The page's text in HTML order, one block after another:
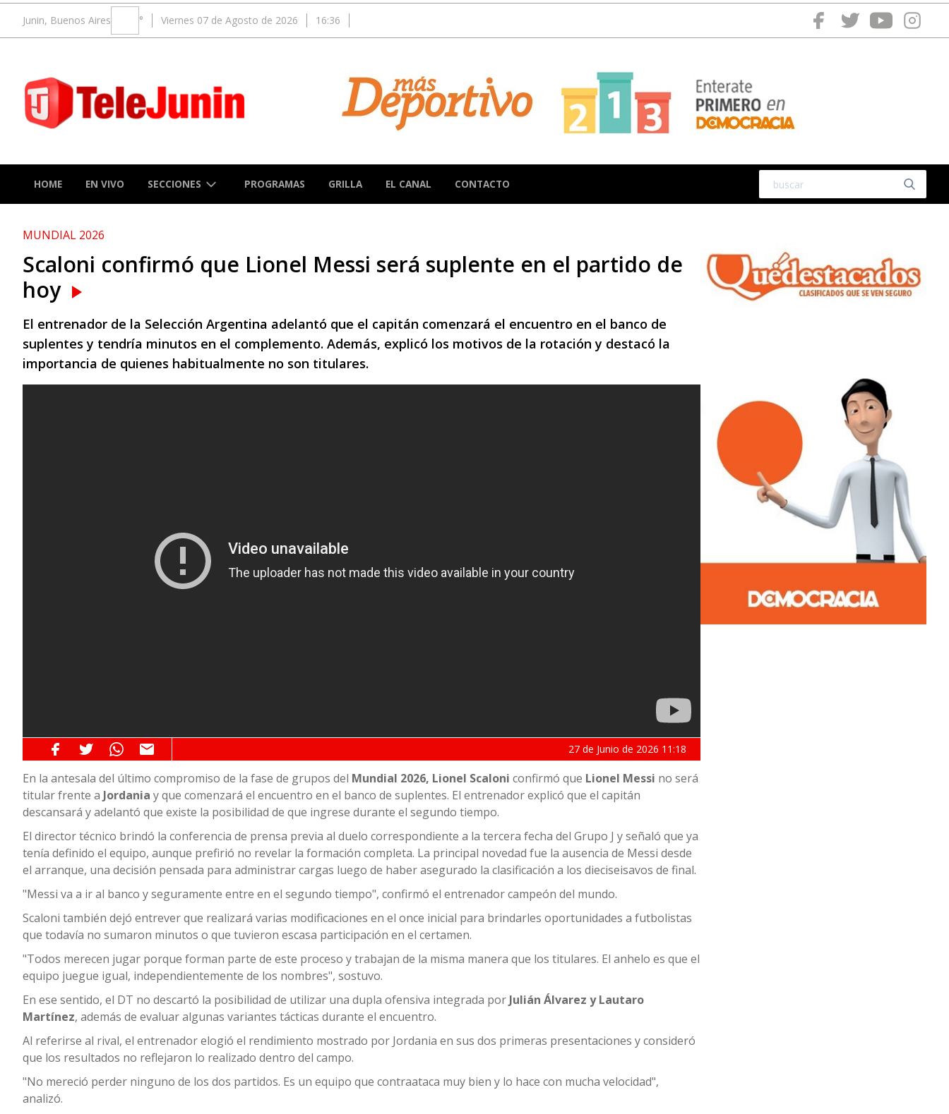
Junin, Buenos Aires ° Viernes 07 de Agosto de 2026 16:36
HOME EN VIVO SECCIONES PROGRAMAS GRILLA EL CANAL CONTACTO
MUNDIAL 2026
Scaloni confirmó que Lionel Messi será suplente en el partido de
hoy
El entrenador de la Selección Argentina adelantó que el capitán comenzará el encuentro en el banco de
suplentes y tendría minutos en el complemento. Además, explicó los motivos de la rotación y destacó la
importancia de quienes habitualmente no son titulares.
27 de Junio de 2026 11:18
En la antesala del último compromiso de la fase de grupos del Mundial 2026, Lionel Scaloni confirmó que Lionel Messi no será
titular frente a Jordania y que comenzará el encuentro en el banco de suplentes. El entrenador explicó que el capitán
descansará y adelantó que existe la posibilidad de que ingrese durante el segundo tiempo.
El director técnico brindó la conferencia de prensa previa al duelo correspondiente a la tercera fecha del Grupo J y señaló que ya
tenía definido el equipo, aunque prefirió no revelar la formación completa. La principal novedad fue la ausencia de Messi desde
el arranque, una decisión pensada para administrar cargas luego de haber asegurado la clasificación a los dieciseisavos de final.
"Messi va a ir al banco y seguramente entre en el segundo tiempo", confirmó el entrenador campeón del mundo.
Scaloni también dejó entrever que realizará varias modificaciones en el once inicial para brindarles oportunidades a futbolistas
que todavía no sumaron minutos o que tuvieron escasa participación en el certamen.
"Todos merecen jugar porque forman parte de este proceso y trabajan de la misma manera que los titulares. El anhelo es que el
equipo juegue igual, independientemente de los nombres", sostuvo.
En ese sentido, el DT no descartó la posibilidad de utilizar una dupla ofensiva integrada por Julián Álvarez y Lautaro
Martínez, además de evaluar algunas variantes tácticas durante el encuentro.
Al referirse al rival, el entrenador elogió el rendimiento mostrado por Jordania en sus dos primeras presentaciones y consideró
que los resultados no reflejaron lo realizado dentro del campo.
"No mereció perder ninguno de los dos partidos. Es un equipo que contraataca muy bien y lo hace con mucha velocidad",
analizó.